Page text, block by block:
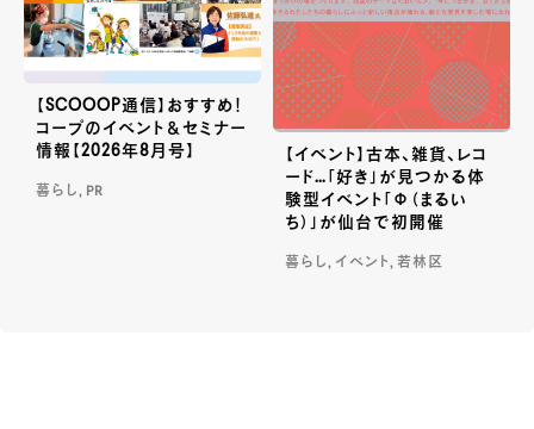
【SCOOOP通信】おすすめ！
コープのイベント＆セミナー
情報【2026年8月号】
暮らし, PR
【イベント】古本、雑貨、レコ
ード…「好き」が見つかる体
験型イベント「Φ（まるい
ち）」が仙台で初開催
暮らし, イベント, 若林区